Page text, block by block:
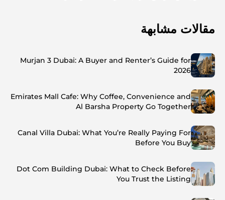
مقالات مشابهة
Murjan 3 Dubai: A Buyer and Renter’s Guide for
2026
Emirates Mall Cafe: Why Coffee, Convenience and
Al Barsha Property Go Together
Canal Villa Dubai: What You’re Really Paying For
Before You Buy
Dot Com Building Dubai: What to Check Before
You Trust the Listing